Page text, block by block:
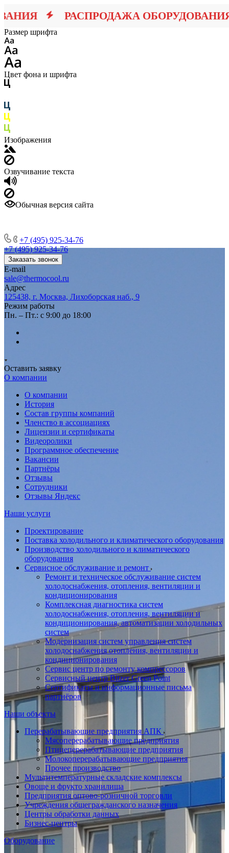
РАСПРОДАЖА ОБОРУДОВАНИЯ
Размер шрифта
Цвет фона и шрифта
Изображения
Озвучивание текста
Обычная версия сайта
+7 (495) 925-34-76
+7 (495) 925-34-76
Заказать звонок
E-mail
sale@thermocool.ru
Адрес
125438, г. Москва, Лихоборская наб., 9
Режим работы
Пн. – Пт.: с 9:00 до 18:00
Оставить заявку
О компании
О компании
История
Состав группы компаний
Членство в ассоциациях
Лицензии и сертификаты
Видеоролики
Программное обеспечение
Вакансии
Партнёры
Отзывы
Сотрудники
Отзывы Яндекс
Наши услуги
Проектирование
Поставка холодильного и климатического оборудования
Производство холодильного и климатического
оборудования
Сервисное обслуживание и ремонт
Ремонт и техническое обслуживание систем
холодоснабжения, отопления, вентиляции и
кондиционирования
Комплексная диагностика систем
холодоснабжения, отопления, вентиляции и
кондиционирования, автоматизации холодильных
систем
Модернизация систем управления систем
холодоснабжения отопления, вентиляции и
кондиционирования
Сервис центр по ремонту компрессоров
Сервисный центр Bitzer Green Point
Сертификаты и информационные письма
партнёров
Наши объекты
Перерабатывающие предприятия АПК
Мясоперерабатывающие предприятия
Птицеперерабатывающие предприятия
Молокоперерабатывающие предприятия
Прочее производство
Мультитемпературные складские комплексы
Овоще и фрукто хранилища
Предприятия оптово-розничной торговли
Учреждения общегражданского назначения
Центры обработки данных
Бизнес-центры
Оборудование